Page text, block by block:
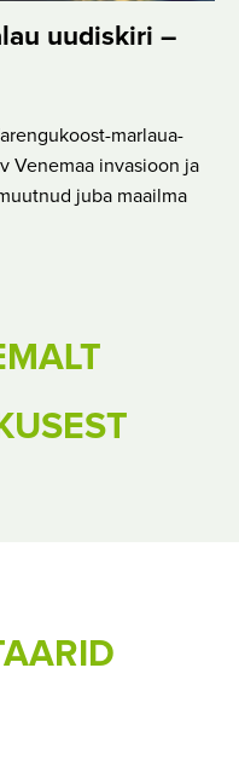
uudiskiri –
marlaua-
Venemaa invasioon ja
juba maailma